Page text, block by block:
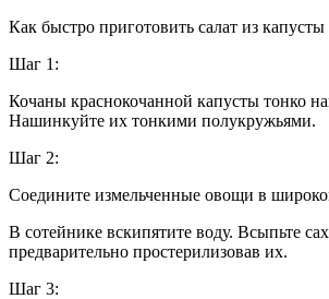
Как быстро приготовить салат из
Шаг 1:
Кочаны краснокочанной капусты тонко
Нашинкуйте их тонкими полукружьями.
Шаг 2:
Соедините измельченные овощи в
В сотейнике вскипятите воду. Всыпьте
предварительно простерилизовав их.
Шаг 3: